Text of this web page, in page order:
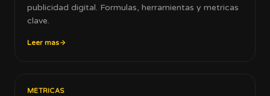
publicidad digital. Formulas, herramientas y metricas
clave.
Leer mas
METRICAS